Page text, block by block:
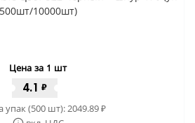
500шт/10000шт)
Цена за 1 шт
4.1 ₽
упак (500 шт):2049.89₽